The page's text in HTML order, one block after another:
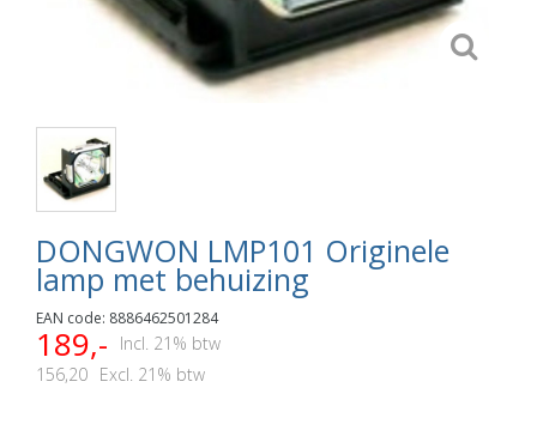
DONGWON LMP101 Originele
lamp met behuizing
EAN code: 8886462501284
189,-
Incl. 21% btw
156,20 Excl. 21% btw